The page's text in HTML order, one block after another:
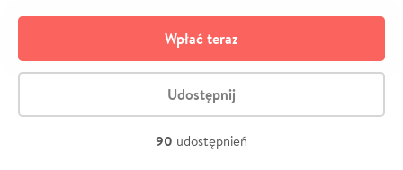
Wpłać teraz
Udostępnij
90 udostępnień